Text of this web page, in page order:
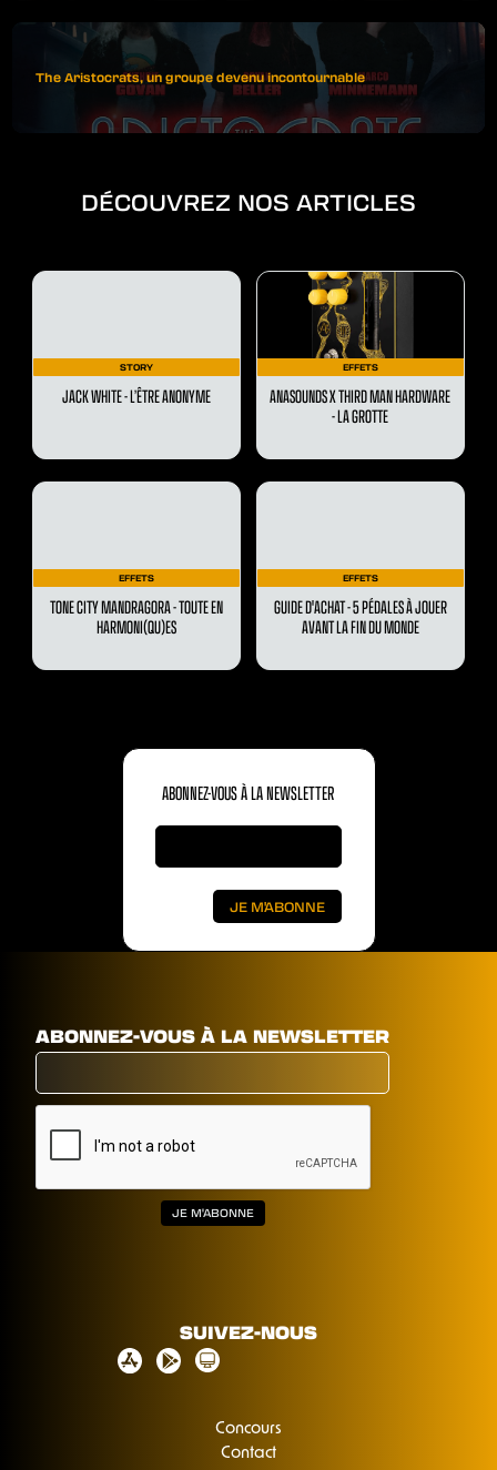
The Aristocrats, un groupe devenu incontournable
DÉCOUVREZ NOS ARTICLES
STORY
JACK WHITE - L’ÊTRE ANONYME
EFFETS
ANASOUNDS X THIRD MAN HARDWARE
- LA GROTTE
EFFETS
TONE CITY MANDRAGORA - TOUTE EN
HARMONI(QU)ES
EFFETS
GUIDE D'ACHAT - 5 PÉDALES À JOUER
AVANT LA FIN DU MONDE
ABONNEZ-VOUS À LA NEWSLETTER
ABONNEZ-VOUS À LA NEWSLETTER
SUIVEZ-NOUS
Concours
Contact